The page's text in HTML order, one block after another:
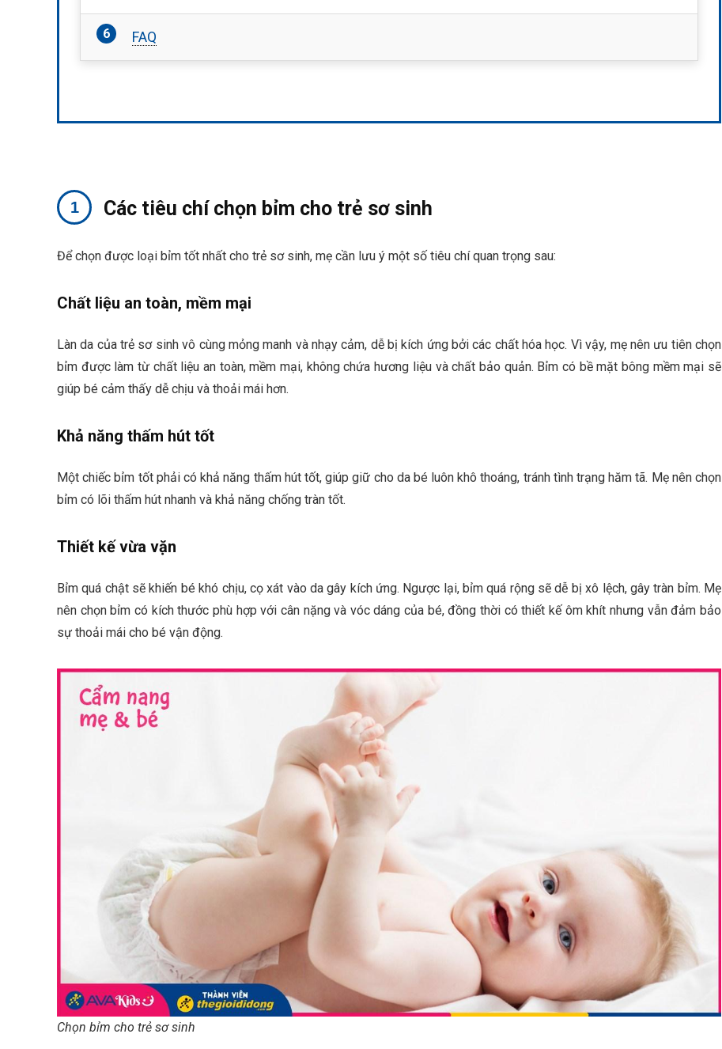
FAQ
Các tiêu chí chọn bỉm cho trẻ sơ sinh
Để chọn được loại bỉm tốt nhất cho trẻ sơ sinh, mẹ cần lưu ý một số tiêu chí quan trọng sau:
Chất liệu an toàn, mềm mại
Làn da của trẻ sơ sinh vô cùng mỏng manh và nhạy cảm, dễ bị kích ứng bởi các chất hóa học. Vì vậy, mẹ nên ưu tiên chọn
bỉm được làm từ chất liệu an toàn, mềm mại, không chứa hương liệu và chất bảo quản. Bỉm có bề mặt bông mềm mại sẽ
giúp bé cảm thấy dễ chịu và thoải mái hơn.
Khả năng thấm hút tốt
Một chiếc bỉm tốt phải có khả năng thấm hút tốt, giúp giữ cho da bé luôn khô thoáng, tránh tình trạng hăm tã. Mẹ nên chọn
bỉm có lõi thấm hút nhanh và khả năng chống tràn tốt.
Thiết kế vừa vặn
Bỉm quá chật sẽ khiến bé khó chịu, cọ xát vào da gây kích ứng. Ngược lại, bỉm quá rộng sẽ dễ bị xô lệch, gây tràn bỉm. Mẹ
nên chọn bỉm có kích thước phù hợp với cân nặng và vóc dáng của bé, đồng thời có thiết kế ôm khít nhưng vẫn đảm bảo
sự thoải mái cho bé vận động.
Chọn bỉm cho trẻ sơ sinh